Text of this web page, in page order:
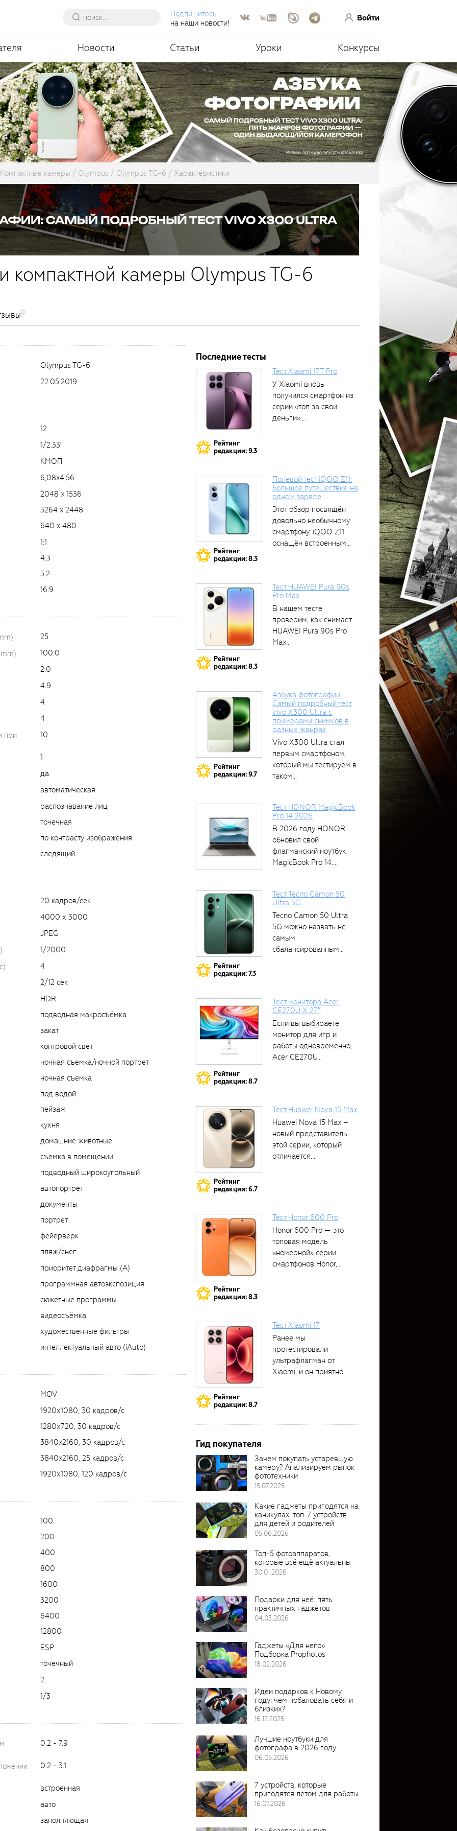
Подпишитесь
на наши новости!
Войти
Новости Статьи Уроки Конкурсы
Компактные камеры Olympus Olympus TG-6 Характеристики
компактной камеры Olympus TG-6
0
Olympus TG-6
22.05.2019
12
1/2.33"
КМОП
6,08x4,56
2048 x 1536
3264 x 2448
640 x 480
1:1
4:3
3:2
16:9
25
100.0
2.0
4.9
4
4
при
10
1
да
автоматическая
распознавание лиц
точечная
по контрасту изображения
следящий
20 кадров/сек
4000 х 3000
JPEG
1/2000
4
2/12 сек
HDR
подводная макросъёмка
закат
контровой свет
ночная съемка/ночной портрет
ночная съемка
под водой
пейзаж
кухня
домашние животные
съемка в помещении
подводный широкоугольный
автопортрет
документы
портрет
фейерверк
пляж/снег
приоритет диафрагмы (A)
программная автоэкспозиция
сюжетные программы
видеосъёмка
художественные фильтры
интеллектуальный авто (iAuto)
MOV
1920х1080, 30 кадров/с
1280х720, 30 кадров/с
3840x2160, 30 кадров/с
3840x2160, 25 кадров/с
1920х1080, 120 кадров/с
100
200
400
800
1600
3200
6400
12800
ESP
точечный
2
1/3
0.2 - 7.9
0.2 - 3.1
встроенная
авто
заполняющая
Последние тесты
Рейтинг
редакции: 9.3
Тест Xiaomi 17T Pro
У Xiaomi вновь
получился смартфон из
серии «топ за свои
деньги»....
Рейтинг
редакции: 8.3
Полевой тест iQOO Z11:
большое путешествие на
одном заряде
Этот обзор посвящён
довольно необычному
смартфону. iQOO Z11
оснащён встроенным
Рейтинг
редакции: 8.3
Тест HUAWEI Pura 90s
Pro Max
В нашем тесте
проверим, как снимает
HUAWEI Pura 90s Pro
Max...
Рейтинг
редакции: 9.7
Азбука фотографии.
Самый подробный тест
vivo X300 Ultra с
примерами снимков в
разных жанрах
Vivo X300 Ultra стал
первым смартфоном,
который мы тестируем в
таком...
Тест HONOR MagicBook
Pro 14 2026
В 2026 году HONOR
обновил свой
флагманский ноутбук
MagicBook Pro 14....
Рейтинг
редакции: 7.3
Тест Tecno Camon 50
Ultra 5G
Tecno Camon 50 Ultra
5G можно назвать не
самым
сбалансированным
Рейтинг
редакции: 8.7
Тест монитора Acer
CE270U X 27″
Если вы выбираете
монитор для игр и
работы одновременно,
Acer CE270U...
Рейтинг
редакции: 6.7
Тест Huawei Nova 15 Max
Huawei Nova 15 Max –
новый представитель
этой серии, который
отличается...
Рейтинг
редакции: 8.3
Тест Honor 600 Pro
Honor 600 Pro — это
топовая модель
«номерной» серии
смартфонов Honor,...
Рейтинг
редакции: 8.7
Тест Xiaomi 17
Ранее мы
протестировали
ультрафлагман от
Xiaomi, и он приятно
Гид покупателя
Зачем покупать устаревшую
камеру? Анализируем рынок
фототехники
15.07.2025
Какие гаджеты пригодятся на
каникулах: топ-7 устройств
для детей и родителей
05.06.2026
Топ-5 фотоаппаратов,
которые всё ещё актуальны
30.01.2026
Подарки для неё: пять
практичных гаджетов
04.03.2026
Гаджеты «Для него».
Подборка Prophotos
18.02.2026
Идеи подарков к Новому
году: чем побаловать себя и
близких?
16.12.2025
Лучшие ноутбуки для
фотографа в 2026 году
06.05.2026
7 устройств, которые
пригодятся летом для работы
16.07.2026